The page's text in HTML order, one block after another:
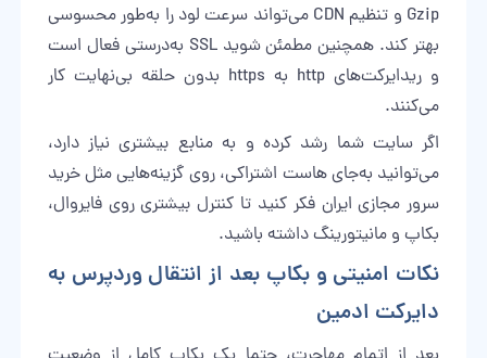
Gzip و تنظیم CDN می‌تواند سرعت لود را به‌طور محسوسی
بهتر کند. همچنین مطمئن شوید SSL به‌درستی فعال است
و ریدایرکت‌های http به https بدون حلقه بی‌نهایت کار
می‌کنند.
اگر سایت شما رشد کرده و به منابع بیشتری نیاز دارد،
می‌توانید به‌جای هاست اشتراکی، روی گزینه‌هایی مثلخرید
سرور مجازی ایران فکر کنید تا کنترل بیشتری روی فایروال،
بکاپ و مانیتورینگ داشته باشید.
نکات امنیتی و بکاپ بعد از انتقال وردپرس به
دایرکت ادمین